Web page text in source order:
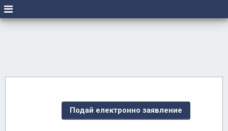
Подай електронно заявление